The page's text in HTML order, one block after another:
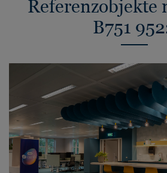
Referenzobjekte
B751